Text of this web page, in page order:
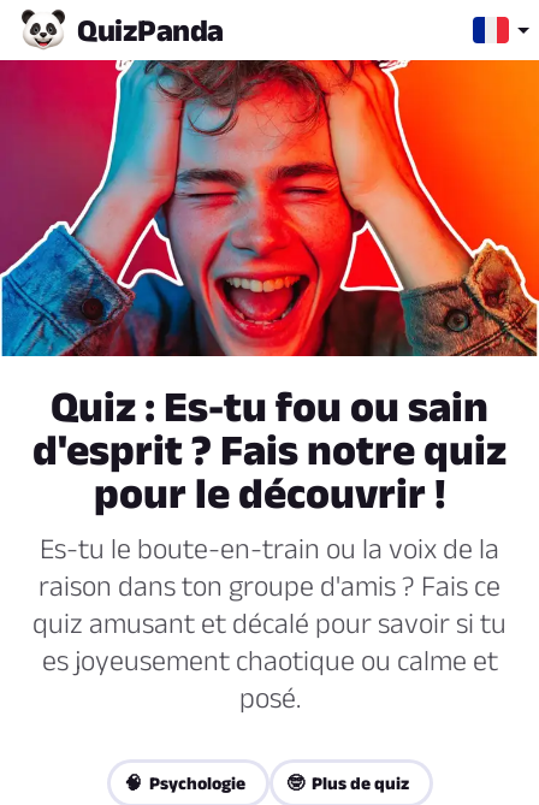
QuizPanda
Quiz : Es-tu fou ou sain
d'esprit ? Fais notre quiz
pour le découvrir !
Es-tu le boute-en-train ou la voix de la
raison dans ton groupe d'amis ? Fais ce
quiz amusant et décalé pour savoir si tu
es joyeusement chaotique ou calme et
posé.
🧠 Psychologie 🤓 Plus de quiz